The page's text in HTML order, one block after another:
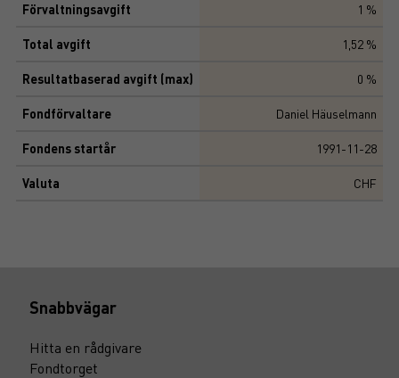
Förvaltningsavgift 1 %
Total avgift 1,52 %
Resultatbaserad avgift (max) 0 %
Fondförvaltare Daniel Häuselmann
Fondens startår 1991-11-28
Valuta CHF
Snabbvägar
Hitta en rådgivare
Fondtorget